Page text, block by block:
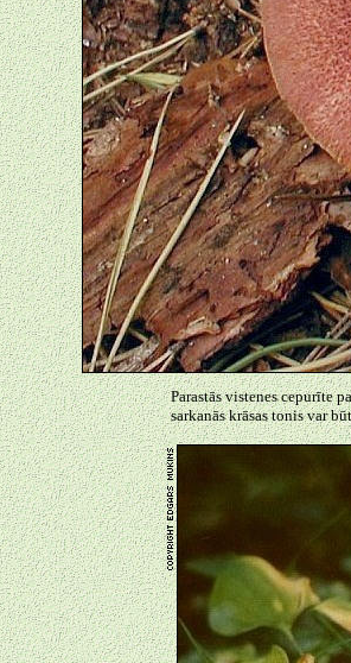
Parastās vistenes cepurīte
sarkanās krāsas tonis var